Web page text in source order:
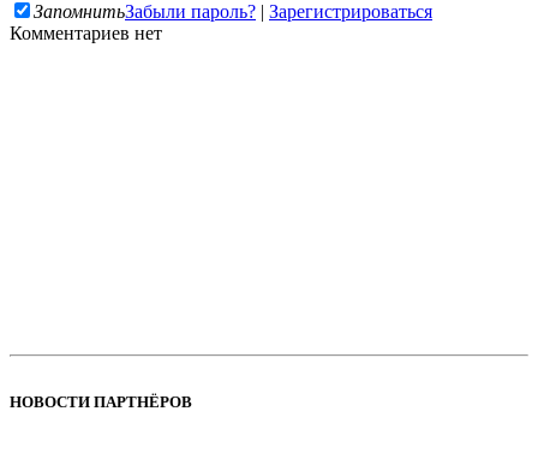
ЗапомнитьЗабыли пароль? | Зарегистрироваться
Комментариев нет
НОВОСТИ ПАРТНЁРОВ